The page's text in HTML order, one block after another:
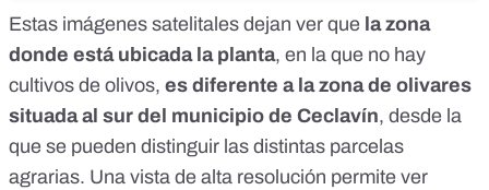
Estas imágenes satelitales dejan ver que la zona
donde está ubicada la planta, en la que no hay
cultivos de olivos, es diferente a la zona de olivares
situada al sur del municipio de Ceclavín, desde la
que se pueden distinguir las distintas parcelas
agrarias. Una vista de alta resolución permite ver